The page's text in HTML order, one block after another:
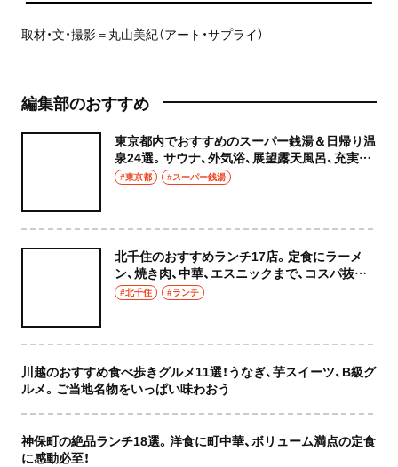
取材・文・撮影＝丸山美紀（アート・サプライ）
編集部のおすすめ
東京都内でおすすめのスーパー銭湯＆日帰り温
泉24選。サウナ、外気浴、展望露天風呂、充実の
癒やし空間へ
#東京都 #スーパー銭湯
北千住のおすすめランチ17店。定食にラーメ
ン、焼き肉、中華、エスニックまで、コスパ抜群
な店もおしゃれな店も網羅してご紹介！
#北千住 #ランチ
川越のおすすめ食べ歩きグルメ11選！うなぎ、芋スイーツ、B級グ
ルメ。ご当地名物をいっぱい味わおう
神保町の絶品ランチ18選。洋食に町中華、ボリューム満点の定食
に感動必至！